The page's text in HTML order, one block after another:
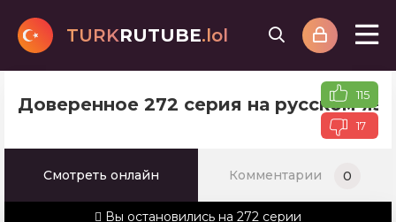
TURKRUTUBE.lol
Доверенное 272 серия на русском115
17
Смотреть онлайн Комментарии 0
Вы остановились на 272 серии